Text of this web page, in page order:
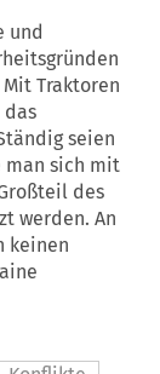
und
Traktoren
das
seien
man sich mit
des
werden. An
keinen